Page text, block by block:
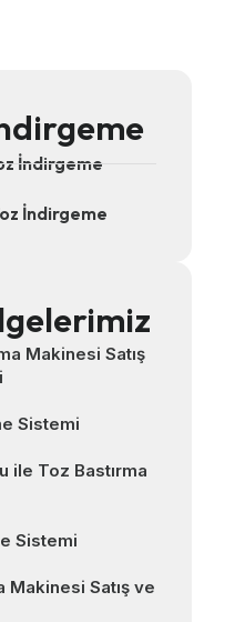
İndirgeme
İndirgeme
Makinesi Satış
Sistemi
ile Toz Bastırma
Sistemi
Makinesi Satış ve